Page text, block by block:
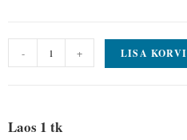
- + LISA KORVI
Laos 1 tk